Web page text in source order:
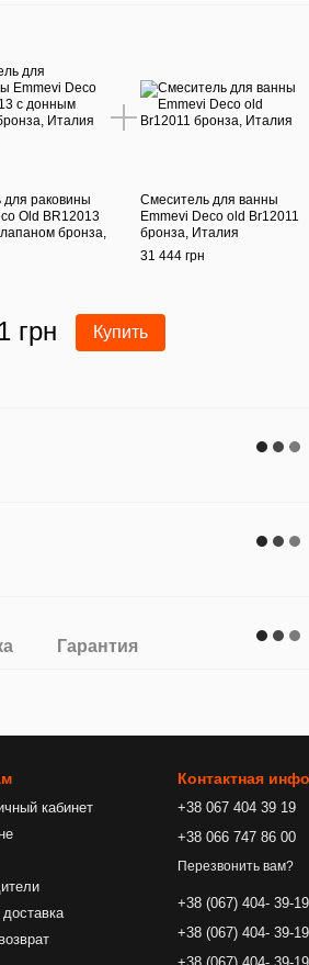
раковины
Old BR12013
бронза,
Смеситель для ванны
Emmevi Deco old Br12011
бронза, Италия
31 444 грн
грн Купить
Гарантия
кабинет
Контактная
+38 067 404 39 19
+38 066 747 86 00
Перезвонить вам?
+38 (067) 404- 39-19
+38 (067) 404- 39-19